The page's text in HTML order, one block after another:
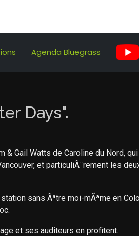
Agenda Bluegrass
Days".
& Gail Watts de Caroline du Nord,
et particuliÃ¨rement les
sans Ãªtre moi-mÃªme en
et ses auditeurs en profitent.